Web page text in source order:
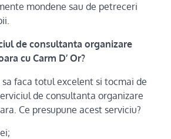
mondene sau de petreceri
de consultanta organizare
cu Carm D’ Or?
sa faca totul excelent si tocmai de
de consultanta organizare
Ce presupune acest serviciu?